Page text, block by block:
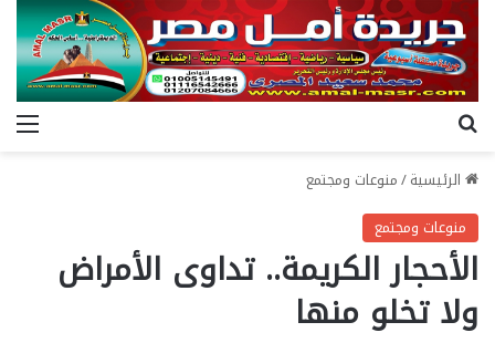
الرئيسية/منوعات ومجتمع
منوعات ومجتمع
الأحجار الكريمة.. تداوى الأمراض
ولا تخلو منها